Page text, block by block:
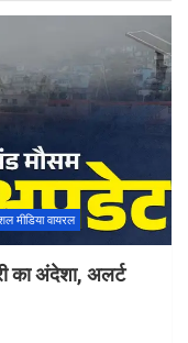
ar
e
मीडिया वायरल
का अंदेशा, अलर्ट